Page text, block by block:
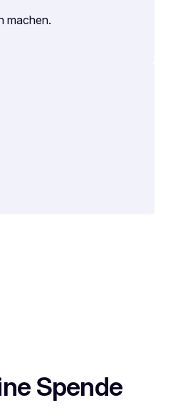
machen.
Spende